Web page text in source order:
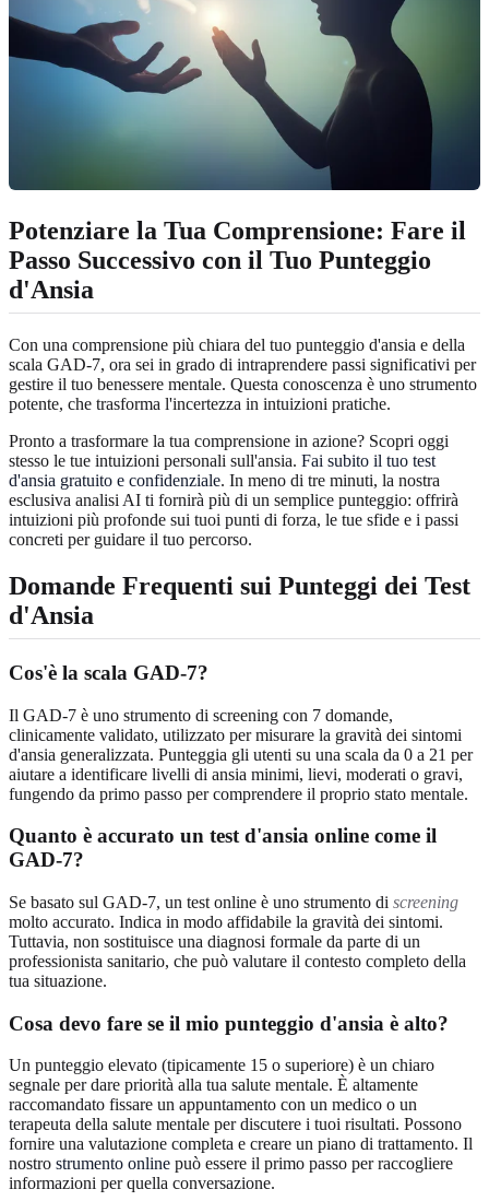
Potenziare la Tua Comprensione: Fare il
Passo Successivo con il Tuo Punteggio
d'Ansia
Con una comprensione più chiara del tuo punteggio d'ansia e della
scala GAD-7, ora sei in grado di intraprendere passi significativi per
gestire il tuo benessere mentale. Questa conoscenza è uno strumento
potente, che trasforma l'incertezza in intuizioni pratiche.
Pronto a trasformare la tua comprensione in azione? Scopri oggi
stesso le tue intuizioni personali sull'ansia. Fai subito il tuo test
d'ansia gratuito e confidenziale. In meno di tre minuti, la nostra
esclusiva analisi AI ti fornirà più di un semplice punteggio: offrirà
intuizioni più profonde sui tuoi punti di forza, le tue sfide e i passi
concreti per guidare il tuo percorso.
Domande Frequenti sui Punteggi dei Test
d'Ansia
Cos'è la scala GAD-7?
Il GAD-7 è uno strumento di screening con 7 domande,
clinicamente validato, utilizzato per misurare la gravità dei sintomi
d'ansia generalizzata. Punteggia gli utenti su una scala da 0 a 21 per
aiutare a identificare livelli di ansia minimi, lievi, moderati o gravi,
fungendo da primo passo per comprendere il proprio stato mentale.
Quanto è accurato un test d'ansia online come il
GAD-7?
Se basato sul GAD-7, un test online è uno strumento di screening
molto accurato. Indica in modo affidabile la gravità dei sintomi.
Tuttavia, non sostituisce una diagnosi formale da parte di un
professionista sanitario, che può valutare il contesto completo della
tua situazione.
Cosa devo fare se il mio punteggio d'ansia è alto?
Un punteggio elevato (tipicamente 15 o superiore) è un chiaro
segnale per dare priorità alla tua salute mentale. È altamente
raccomandato fissare un appuntamento con un medico o un
terapeuta della salute mentale per discutere i tuoi risultati. Possono
fornire una valutazione completa e creare un piano di trattamento. Il
nostro strumento online può essere il primo passo per raccogliere
informazioni per quella conversazione.